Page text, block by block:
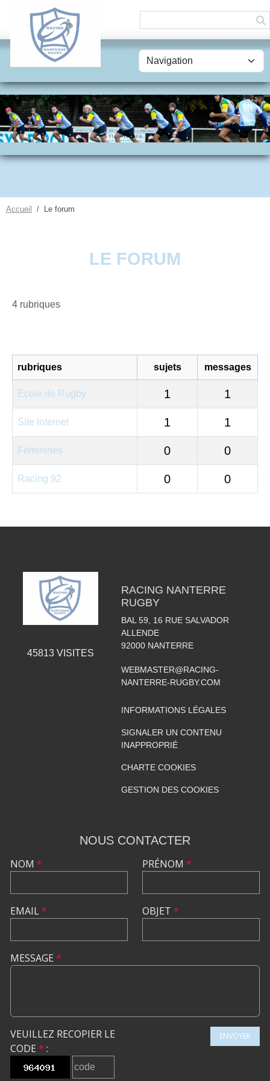
Accueil Le forum
LE FORUM
4 rubriques
rubriques sujets messages
Ecole de Rugby 1 1
Site Internet 1 1
Féminines 0 0
Racing 92 0 0
45813VISITES
RACING NANTERRE
RUGBY
BAL 59, 16 RUE SALVADOR
ALLENDE
92000 NANTERRE
WEBMASTER@RACING-
NANTERRE-RUGBY.COM
INFORMATIONS LÉGALES
SIGNALER UN CONTENU
INAPPROPRIÉ
CHARTE COOKIES
GESTION DES COOKIES
NOUS CONTACTER
NOM *
EMAIL*
PRÉNOM *
OBJET *
MESSAGE *
VEUILLEZ RECOPIER LE
CODE * :
ENVOYER
Panneau de gestion des cookies